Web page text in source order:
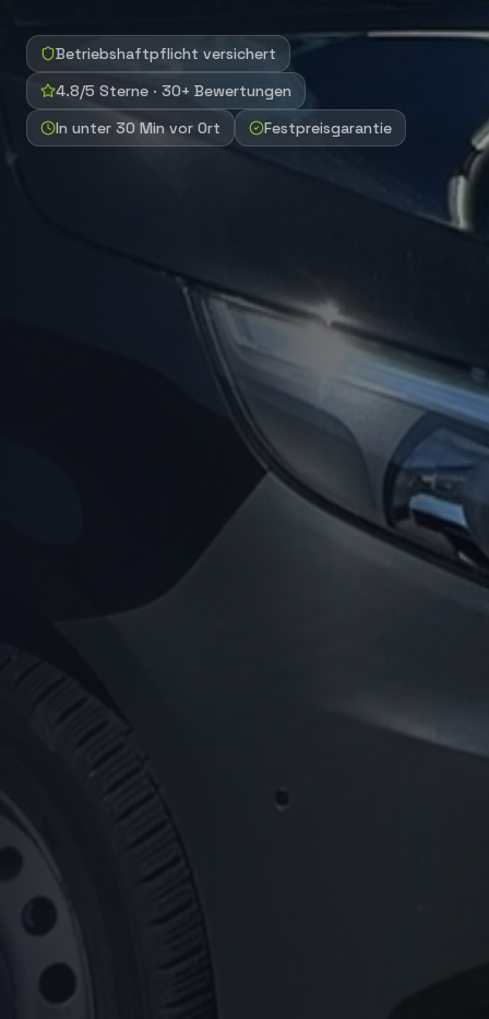
Betriebshaftpflicht versichert
4.8/5 Sterne · 30+ Bewertungen
In unter 30 Min vor Ort
Festpreisgarantie